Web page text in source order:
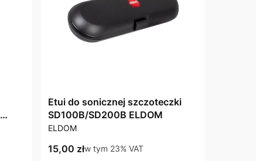
Etui do sonicznej szczoteczki
SD100B/SD200B ELDOM
PRODUCENT
ELDOM
Cena brutto
15,00 złw tym %s VAT
w tym 23% VAT